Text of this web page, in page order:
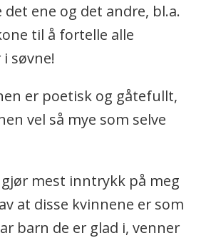
ene og det andre, bl.a.
til å fortelle alle
søvne!
er poetisk og gåtefullt,
vel så mye som selve
mest inntrykk på meg
at disse kvinnene er som
barn de er glad i, venner